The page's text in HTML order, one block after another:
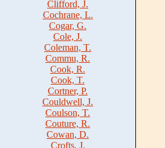
Clifford, J.
Cochrane, L.
Cogar, G.
Cole, J.
Coleman, T.
Commu, R.
Cook, R.
Cook, T.
Cortner, P.
Couldwell, J.
Coulson, T.
Couture, R.
Cowan, D.
Crofts, J.